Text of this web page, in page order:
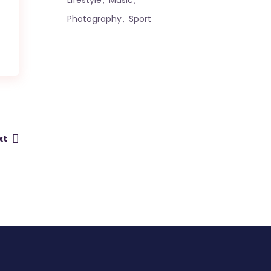
Photography Sport